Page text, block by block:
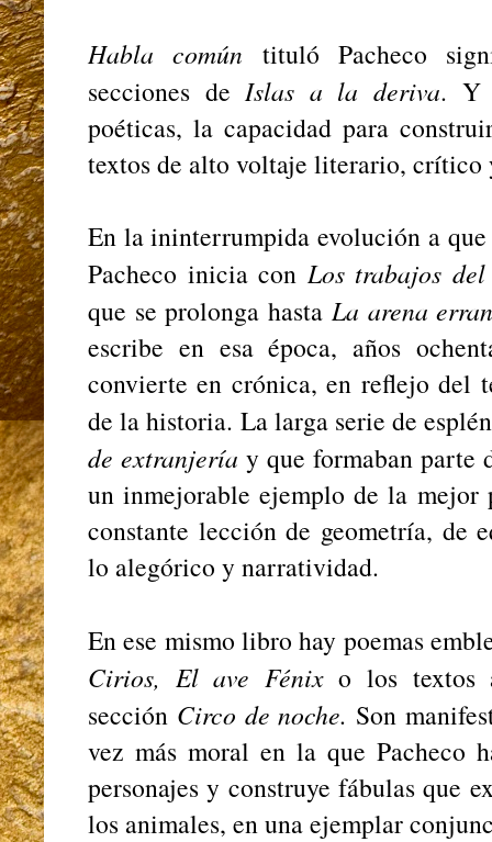
Habla común tituló Pacheco
secciones deIslas a la deriva. Y
poéticas, la capacidad para
textos de alto voltaje literario, crítico
En la ininterrumpida evolución a
Pacheco inicia con Los trabajos
que se prolonga hasta La arena
escribe en esa época, años
convierte en crónica, en reflejo del
de la historia. La larga serie de
de extranjería y que formaban parte
un inmejorable ejemplo de la mejor
constante lección de geometría, de
lo alegórico y narratividad.
En ese mismo libro hay poemas
Cirios, El ave Fénixo los textos
sección Circo de noche. Son
vez más moral en la que Pacheco
personajes y construye fábulas que
los animales, en una ejemplar